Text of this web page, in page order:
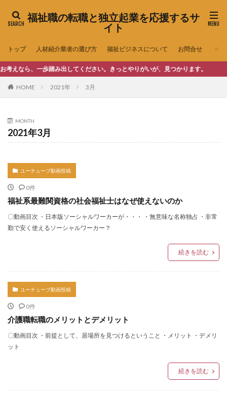
福祉職の転職と独立起業を応援するサ
イト
トップ 人材紹介業者の選び方 福祉ビジネスについて お問合せ
一歩踏み出してください。きっとやりがいが、見つかります。
HOME 2021年 3月
MONTH
2021年3月
ユーチューブ動画投稿
0件
福祉系最難関資格の社会福祉士はなぜ使えないのか
〇動画目次 ・日本版ソーシャルワーカーが・・・ ・無意味な名称独占 ・非常
勤で安く使えるソーシャルワーカー？
続きを読む
ユーチューブ動画投稿
0件
介護職転職のメリットとデメリット
〇動画目次 ・前提として、居場所を見つけるということ ・メリット ・デメリ
ット
続きを読む